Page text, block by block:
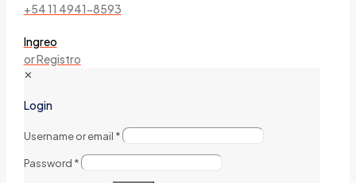
+54 11 4941-8593
Ingreo
or Registro
✕
Login
Username or email *
Password *